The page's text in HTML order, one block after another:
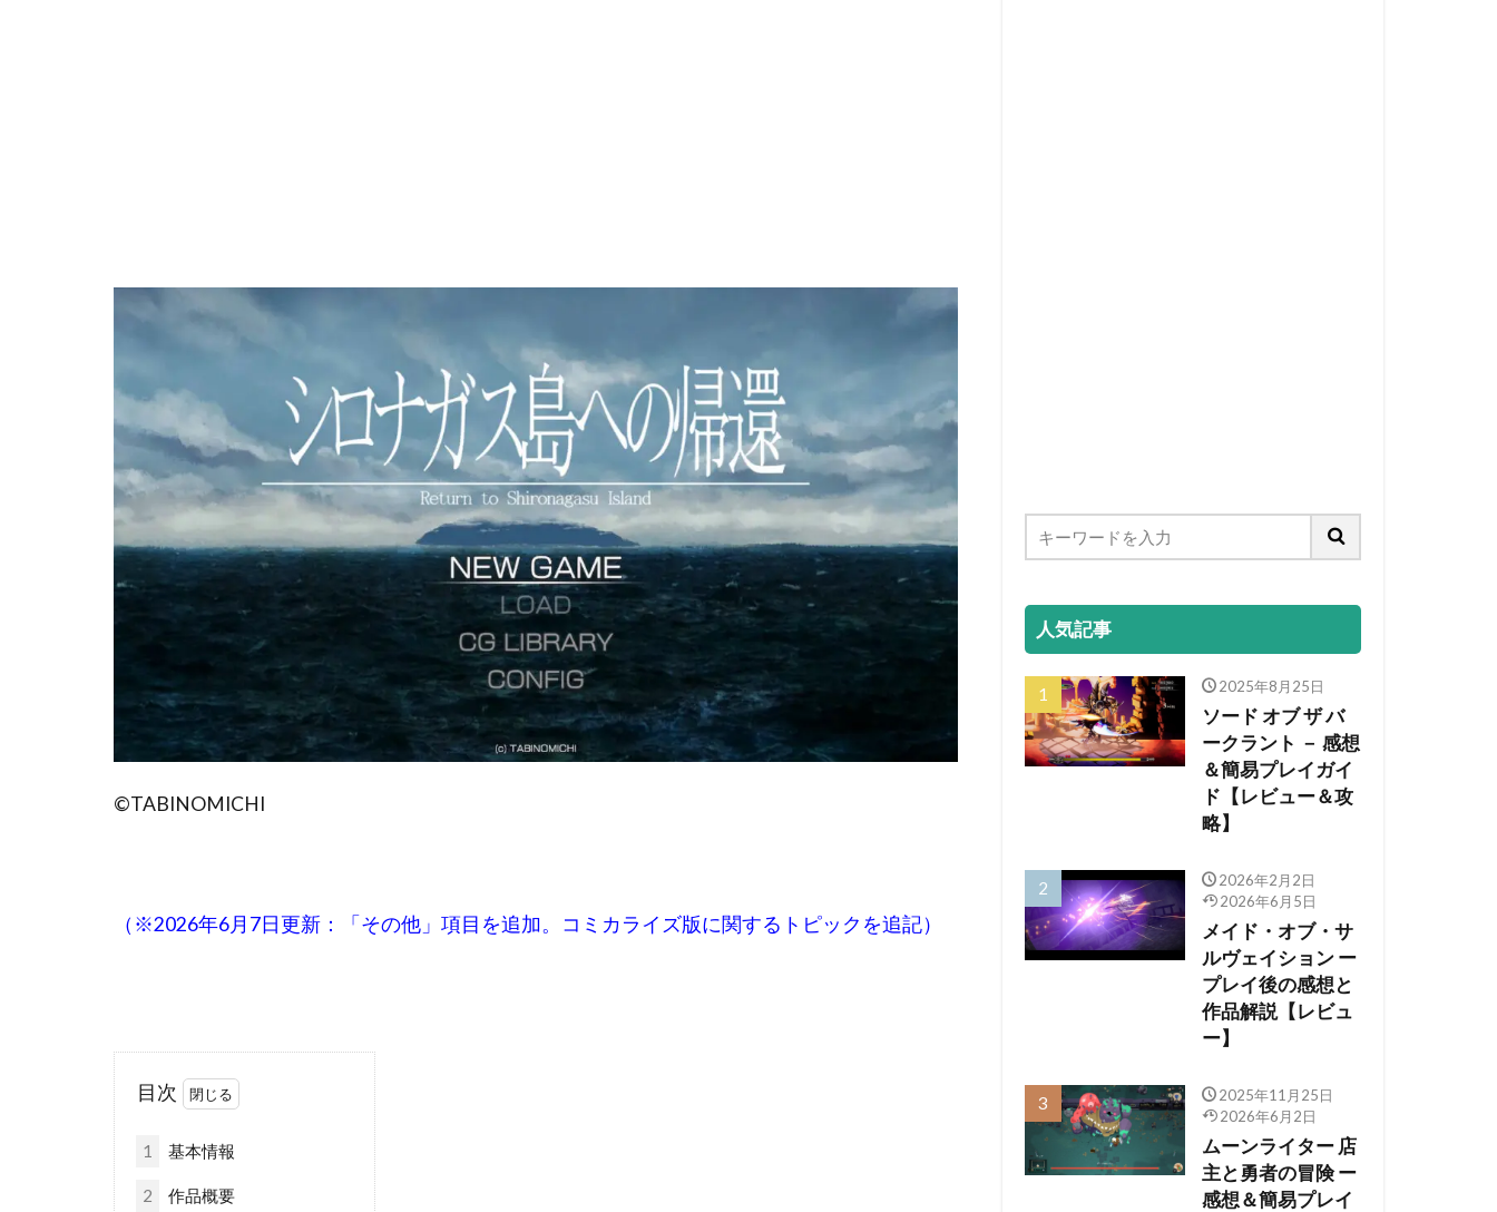
©TABINOMICHI
（※2026年6月7日更新：「その他」項目を追加。コミカライズ版に関するトピックを追記）
目次
1 基本情報
2 作品概要
人気記事
2025年8月25日
ソード オブ ザ バ
ークラント － 感想
＆簡易プレイガイ
ド【レビュー＆攻
略】
2026年2月2日
2026年6月5日
メイド・オブ・サ
ルヴェイション ー
プレイ後の感想と
作品解説【レビュ
ー】
2025年11月25日
2026年6月2日
ムーンライター 店
主と勇者の冒険 ー
感想＆簡易プレイ